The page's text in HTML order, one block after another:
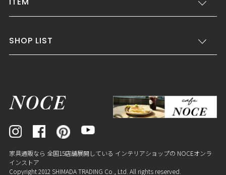
SHOP LIST
家具通販なら 全国15店舗展開している インテリアショップの NOCEオンラ
インストア
Copyright 2012 SHIMADA TRADING Co., Ltd. All rights reserved.